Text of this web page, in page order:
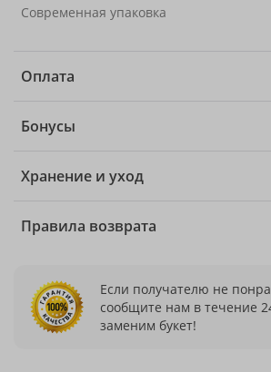
Современная упаковка
Оплата
Бонусы
Хранение и уход
Правила возврата
Если получателю не
сообщите нам в течение
заменим букет!